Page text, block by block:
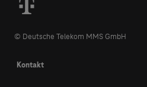
© Deutsche Telekom MMS GmbH
Kontakt